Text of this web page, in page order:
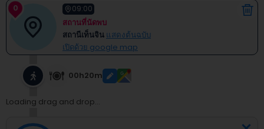
0 09:00
สถานที่นัดพบ
สถานีเท็นจิน แสดงต้นฉบับ
เปิดด้วย google map
00h20m
Loading drag and drop...